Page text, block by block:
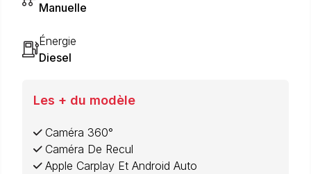
Manuelle
Énergie
Diesel
Les + du modèle
Caméra 360°
Caméra De Recul
Apple Carplay Et Android Auto